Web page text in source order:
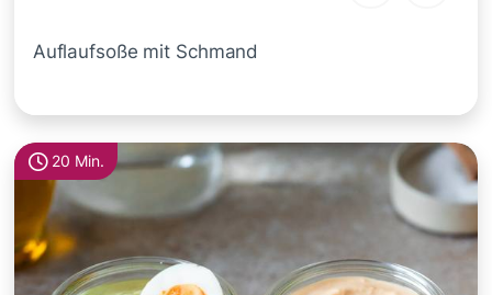
Auflaufsoße mit Schmand
20 Min.